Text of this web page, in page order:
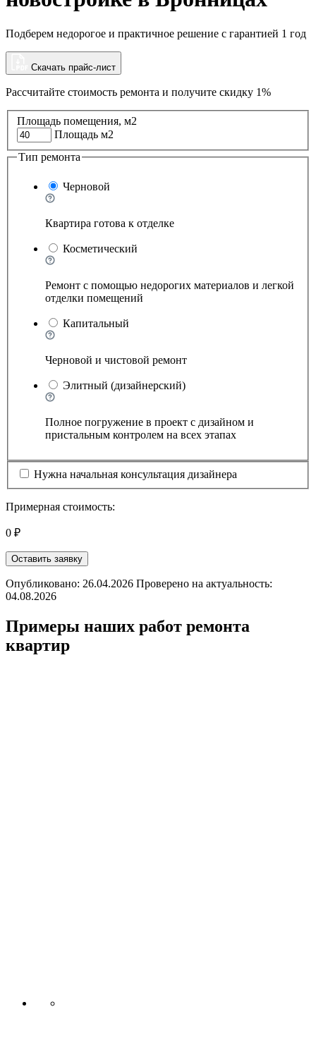
Подберем недорогое и практичное решение с гарантией 1 год
Скачать прайс-лист
Рассчитайте стоимость ремонта и получите скидку 1%
Площадь помещения, м2
Площадь м2
Тип ремонта
Черновой
Квартира готова к отделке
Косметический
Ремонт с помощью недорогих материалов и легкой
отделки помещений
Капитальный
Черновой и чистовой ремонт
Элитный (дизайнерский)
Полное погружение в проект с дизайном и
пристальным контролем на всех этапах
Нужна начальная консультация дизайнера
Примерная стоимость:
0 ₽
Оставить заявку
Опубликовано: 26.04.2026 Проверено на актуальность:
04.08.2026
Примеры наших работ ремонта
квартир